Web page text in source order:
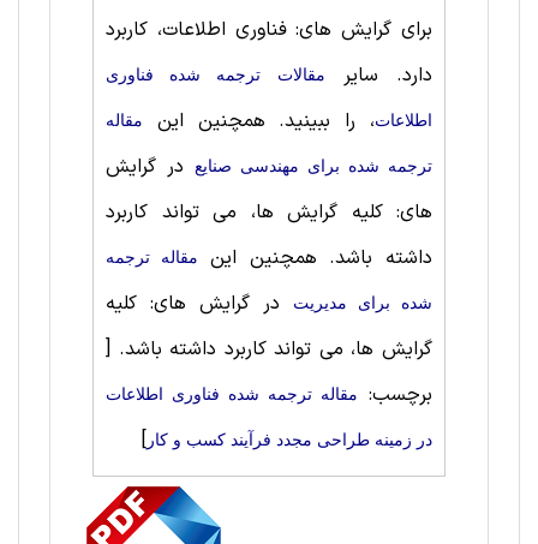
برای گرایش های: فناوری اطلاعات، کاربرد
دارد. سایر
مقالات ترجمه شده فناوری
اطلاعات، را ببینید. همچنین این مقاله
ترجمه شده برای مهندسی صنايع
در گرایش
های: کلیه گرایش ها، می تواند کاربرد
داشته باشد. همچنین این
مقاله ترجمه
شده برای مديريت
در گرایش های: کلیه
گرایش ها، می تواند کاربرد داشته باشد. [
برچسب:
مقاله ترجمه شده فناوری اطلاعات
در زمینه طراحی مجدد فرآیند کسب و کار ]